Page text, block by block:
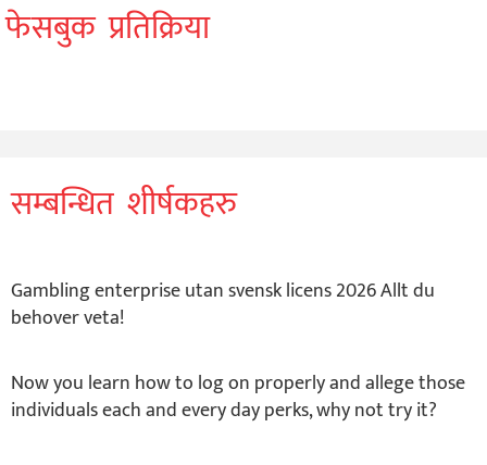
फेसबुक प्रतिक्रिया
सम्बन्धित शीर्षकहरु
Gambling enterprise utan svensk licens 2026 Allt du
behover veta!
Now you learn how to log on properly and allege those
individuals each and every day perks, why not try it?